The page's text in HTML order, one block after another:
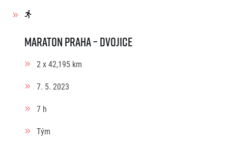
Maraton Praha – dvojice
2 x 42,195 km
7. 5. 2023
7 h
Tým